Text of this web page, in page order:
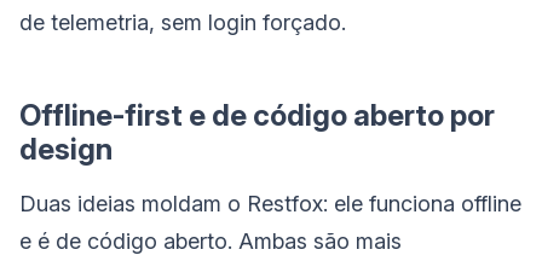
de telemetria, sem login forçado.
Offline-first e de código aberto por
design
Duas ideias moldam o Restfox: ele funciona offline
e é de código aberto. Ambas são mais